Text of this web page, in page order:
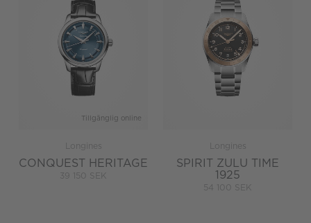
Tillgänglig online
Longines
CONQUEST HERITAGE
39 150 SEK
Longines
SPIRIT ZULU TIME
1925
54 100 SEK